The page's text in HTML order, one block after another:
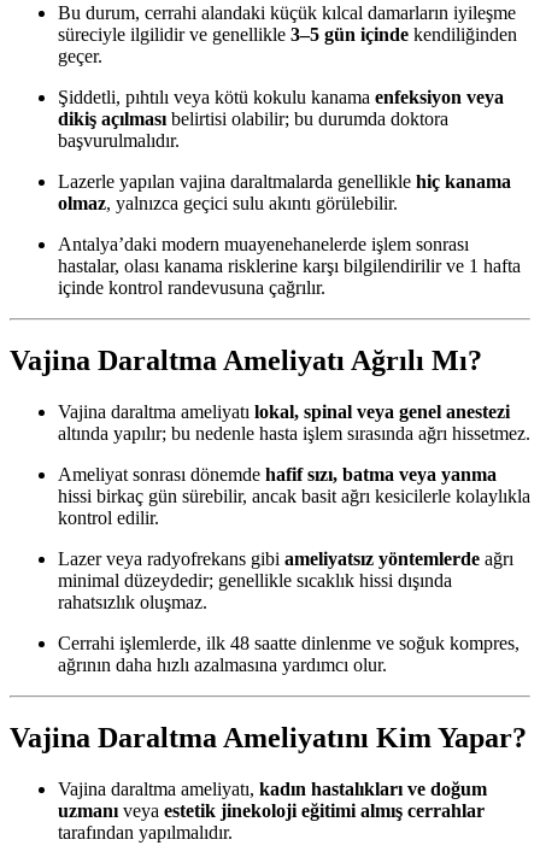
Bu durum, cerrahi alandaki küçük kılcal damarların iyileşme
süreciyle ilgilidir ve genellikle 3–5 gün içinde kendiliğinden
geçer.
Şiddetli, pıhtılı veya kötü kokulu kanama enfeksiyon veya
dikiş açılması belirtisi olabilir; bu durumda doktora
başvurulmalıdır.
Lazerle yapılan vajina daraltmalarda genellikle hiç kanama
olmaz, yalnızca geçici sulu akıntı görülebilir.
Antalya’daki modern muayenehanelerde işlem sonrası
hastalar, olası kanama risklerine karşı bilgilendirilir ve 1 hafta
içinde kontrol randevusuna çağrılır.
Vajina Daraltma Ameliyatı Ağrılı Mı?
Vajina daraltma ameliyatı lokal, spinal veya genel anestezi
altında yapılır; bu nedenle hasta işlem sırasında ağrı hissetmez.
Ameliyat sonrası dönemde hafif sızı, batma veya yanma
hissi birkaç gün sürebilir, ancak basit ağrı kesicilerle kolaylıkla
kontrol edilir.
Lazer veya radyofrekans gibi ameliyatsız yöntemlerde ağrı
minimal düzeydedir; genellikle sıcaklık hissi dışında
rahatsızlık oluşmaz.
Cerrahi işlemlerde, ilk 48 saatte dinlenme ve soğuk kompres,
ağrının daha hızlı azalmasına yardımcı olur.
Vajina Daraltma Ameliyatını Kim Yapar?
Vajina daraltma ameliyatı, kadın hastalıkları ve doğum
uzmanı veya estetik jinekoloji eğitimi almış cerrahlar
tarafından yapılmalıdır.